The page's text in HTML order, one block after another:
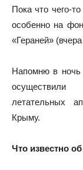
Пока что чего-
особенно на
«Гераней»
Напомню в ночь
летательных
Крыму.
Что известно об